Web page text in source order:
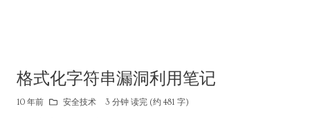
格式化字符串漏洞利用笔记
10 年前 安全技术 3 分钟 读完 (约 481 字)